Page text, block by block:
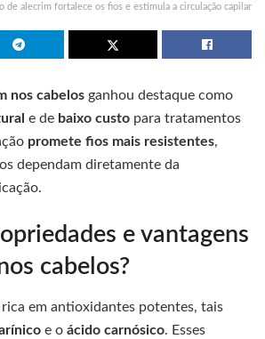
de alecrim fortalece os fios e estimula a circulação capilar
nos cabelos ganhou destaque como
e de baixo custo para tratamentos
promete fios mais resistentes,
dependam diretamente da
e vantagens
cabelos?
rica em antioxidantes potentes, tais
e o ácido carnósico. Esses